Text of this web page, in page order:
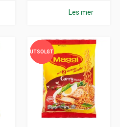
Les mer
UTSOLGT
UTSOLGT